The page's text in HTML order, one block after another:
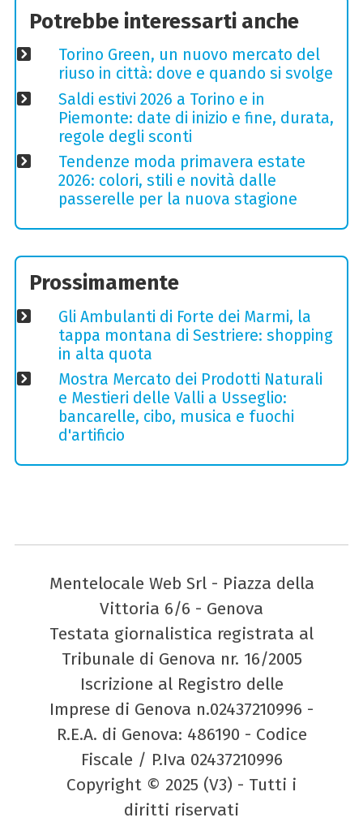
Potrebbe interessarti anche
Torino Green, un nuovo mercato del
riuso in città: dove e quando si svolge
Saldi estivi 2026 a Torino e in
Piemonte: date di inizio e fine, durata,
regole degli sconti
Tendenze moda primavera estate
2026: colori, stili e novità dalle
passerelle per la nuova stagione
Prossimamente
Gli Ambulanti di Forte dei Marmi, la
tappa montana di Sestriere: shopping
in alta quota
Mostra Mercato dei Prodotti Naturali
e Mestieri delle Valli a Usseglio:
bancarelle, cibo, musica e fuochi
d'artificio
Mentelocale Web Srl - Piazza della
Vittoria 6/6 - Genova
Testata giornalistica registrata al
Tribunale di Genova nr. 16/2005
Iscrizione al Registro delle
Imprese di Genova n.02437210996 -
R.E.A. di Genova: 486190 - Codice
Fiscale / P.Iva 02437210996
Copyright © 2025 (V3) - Tutti i
diritti riservati